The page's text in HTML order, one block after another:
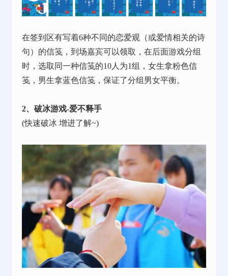
在签到区有写着6种不同的恋爱观（或爱情相关的诗
句）的信笺，到场嘉宾可以领取，在后面游戏分组
时，选取同一种信笺的10人为1组，女生拿粉色信
笺，男生拿蓝色信笺，保证了分组男女平衡。
2、破冰游戏-爱不释手
(快速破冰 增进了解~)